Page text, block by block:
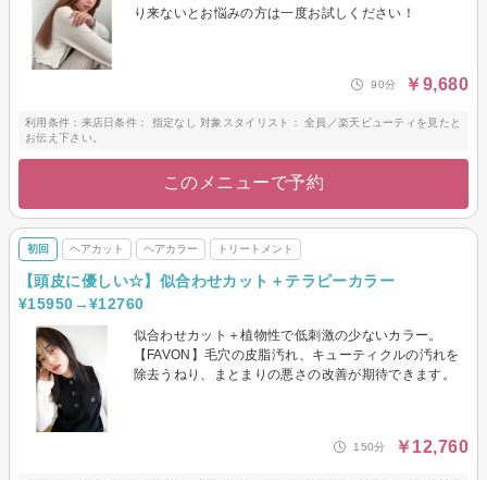
り来ないとお悩みの方は一度お試しください！
90分 ￥9,680
利用条件：来店日条件： 指定なし 対象スタイリスト： 全員／楽天ビューティを見たと
お伝え下さい。
このメニューで予約
初回 ヘアカット ヘアカラー トリートメント
【頭皮に優しい☆】似合わせカット＋テラピーカラー
¥15950→¥12760
似合わせカット＋植物性で低刺激の少ないカラー。
【FAVON】毛穴の皮脂汚れ、キューティクルの汚れを
除去うねり、まとまりの悪さの改善が期待できます。
150分 ￥12,760